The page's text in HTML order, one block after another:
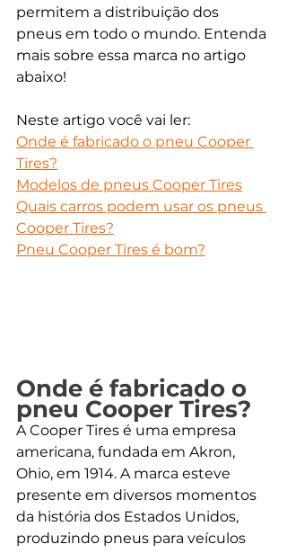
permitem a distribuição dos
pneus em todo o mundo. Entenda
mais sobre essa marca no artigo
abaixo!
Neste artigo você vai ler:
Onde é fabricado o pneu Cooper
Tires?
Modelos de pneus Cooper Tires
Quais carros podem usar os pneus
Cooper Tires?
Pneu Cooper Tires é bom?
Onde é fabricado o
pneu Cooper Tires?
A Cooper Tires é uma empresa
americana, fundada em Akron,
Ohio, em 1914. A marca esteve
presente em diversos momentos
da história dos Estados Unidos,
produzindo pneus para veículos